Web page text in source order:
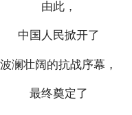
由此，
中国人民掀开了
波澜壮阔的抗战序幕，
最终奠定了